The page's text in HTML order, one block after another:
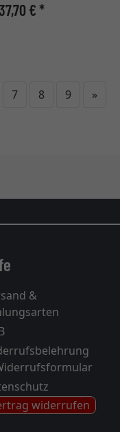
€ *
7 8 9 »
&
widerrufen